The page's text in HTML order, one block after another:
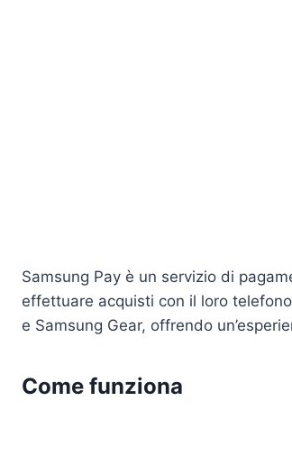
Samsung Pay è un servizio di
effettuare acquisti con il loro
e Samsung Gear, offrendo
Come funziona